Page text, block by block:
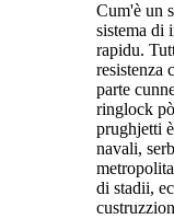
Cum'è un
sistema di
rapidu.
resistenza
parte
ringlock
prughjetti
navali,
di stadii,